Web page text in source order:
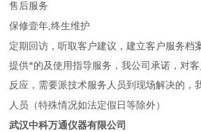
售后服务
保修壹年,终生维护
定期回访，听取客户建议，建立客户服务档
提供*的及使用指导服务，我公司承诺，对
反应，需要派技术服务人员到现场解决的，
人员（特殊情况如法定假日等除外）
武汉中科万通仪器有限公司